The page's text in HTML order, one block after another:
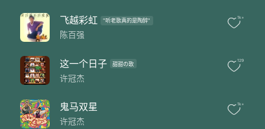
往事 往事飞越彩虹 "听老歌真的是陶醉"
陈百强
1k+
这一个日子 甜甜の歌
许冠杰
129
鬼马双星
许冠杰
1k+